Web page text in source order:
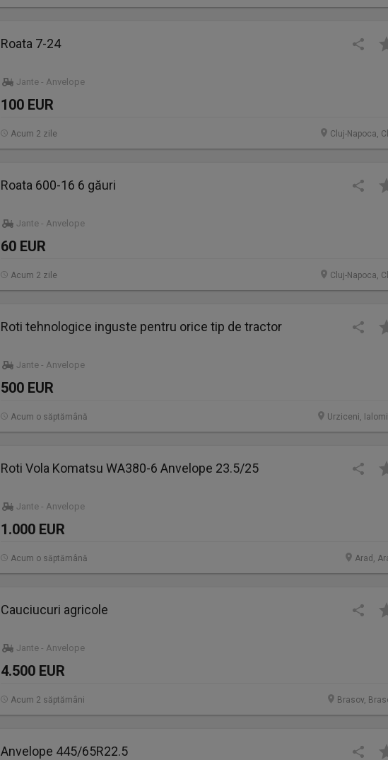
Roata 7-24
Jante - Anvelope
100 EUR
Cluj-Napoca,
Acum 2 zile
Roata 600-16 6 găuri
Jante - Anvelope
60 EUR
Cluj-Napoca,
Acum 2 zile
Roti tehnologice inguste pentru orice tip de tractor
Jante - Anvelope
500 EUR
Urziceni,
Acum o săptămână
Roti Vola Komatsu WA380-6 Anvelope 23.5/25
Jante - Anvelope
1.000 EUR
Arad,
Acum o săptămână
Cauciucuri agricole
Jante - Anvelope
4.500 EUR
Brasov,
Acum 2 săptămâni
Anvelope 445/65R22.5